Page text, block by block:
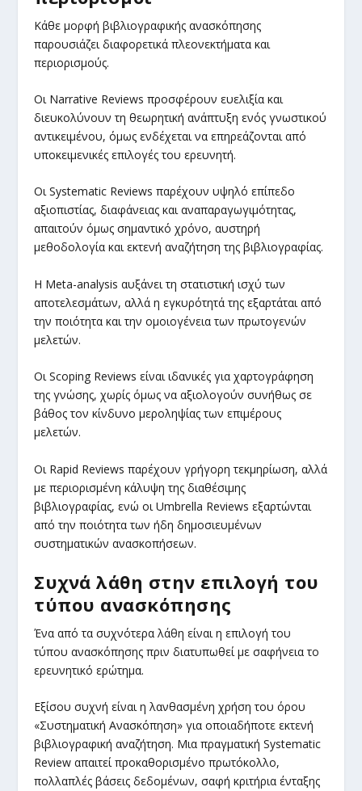
Κάθε μορφή βιβλιογραφικής ανασκόπησης
παρουσιάζει διαφορετικά πλεονεκτήματα και
περιορισμούς.
Οι Narrative Reviews προσφέρουν ευελιξία και
διευκολύνουν τη θεωρητική ανάπτυξη ενός γνωστικού
αντικειμένου, όμως ενδέχεται να επηρεάζονται από
υποκειμενικές επιλογές του ερευνητή.
Οι Systematic Reviews παρέχουν υψηλό επίπεδο
αξιοπιστίας, διαφάνειας και αναπαραγωγιμότητας,
απαιτούν όμως σημαντικό χρόνο, αυστηρή
μεθοδολογία και εκτενή αναζήτηση της βιβλιογραφίας.
Η Meta-analysis αυξάνει τη στατιστική ισχύ των
αποτελεσμάτων, αλλά η εγκυρότητά της εξαρτάται από
την ποιότητα και την ομοιογένεια των πρωτογενών
μελετών.
Οι Scoping Reviews είναι ιδανικές για χαρτογράφηση
της γνώσης, χωρίς όμως να αξιολογούν συνήθως σε
βάθος τον κίνδυνο μεροληψίας των επιμέρους
μελετών.
Οι Rapid Reviews παρέχουν γρήγορη τεκμηρίωση, αλλά
με περιορισμένη κάλυψη της διαθέσιμης
βιβλιογραφίας, ενώ οι Umbrella Reviews εξαρτώνται
από την ποιότητα των ήδη δημοσιευμένων
συστηματικών ανασκοπήσεων.
Συχνά λάθη στην επιλογή του
τύπου ανασκόπησης
Ένα από τα συχνότερα λάθη είναι η επιλογή του
τύπου ανασκόπησης πριν διατυπωθεί με σαφήνεια το
ερευνητικό ερώτημα.
Εξίσου συχνή είναι η λανθασμένη χρήση του όρου
«Συστηματική Ανασκόπηση» για οποιαδήποτε εκτενή
βιβλιογραφική αναζήτηση. Μια πραγματική Systematic
Review απαιτεί προκαθορισμένο πρωτόκολλο,
πολλαπλές βάσεις δεδομένων, σαφή κριτήρια ένταξης